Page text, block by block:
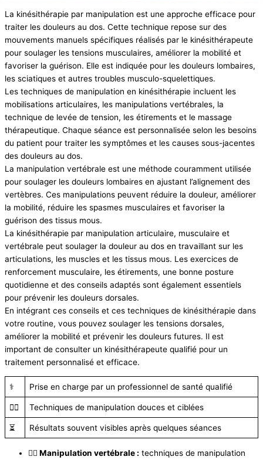
La kinésithérapie par manipulation est une approche efficace pour
traiter les douleurs au dos. Cette technique repose sur des
mouvements manuels spécifiques réalisés par le kinésithérapeute
pour soulager les tensions musculaires, améliorer la mobilité et
favoriser la guérison. Elle est indiquée pour les douleurs lombaires,
les sciatiques et autres troubles musculo-squelettiques.
Les techniques de manipulation en kinésithérapie incluent les
mobilisations articulaires, les manipulations vertébrales, la
technique de levée de tension, les étirements et le massage
thérapeutique. Chaque séance est personnalisée selon les besoins
du patient pour traiter les symptômes et les causes sous-jacentes
des douleurs au dos.
La manipulation vertébrale est une méthode couramment utilisée
pour soulager les douleurs lombaires en ajustant l’alignement des
vertèbres. Ces manipulations peuvent réduire la douleur, améliorer
la mobilité, réduire les spasmes musculaires et favoriser la
guérison des tissus mous.
La kinésithérapie par manipulation articulaire, musculaire et
vertébrale peut soulager la douleur au dos en travaillant sur les
articulations, les muscles et les tissus mous. Les exercices de
renforcement musculaire, les étirements, une bonne posture
quotidienne et des conseils adaptés sont également essentiels
pour prévenir les douleurs dorsales.
En intégrant ces conseils et ces techniques de kinésithérapie dans
votre routine, vous pouvez soulager les tensions dorsales,
améliorer la mobilité et prévenir les douleurs futures. Il est
important de consulter un kinésithérapeute qualifié pour un
traitement personnalisé et efficace.
⚕️ Prise en charge par un professionnel de santé qualifié
💆‍♂️ Techniques de manipulation douces et ciblées
⏳ Résultats souvent visibles après quelques séances
💆‍♂️ Manipulation vertébrale : techniques de manipulation